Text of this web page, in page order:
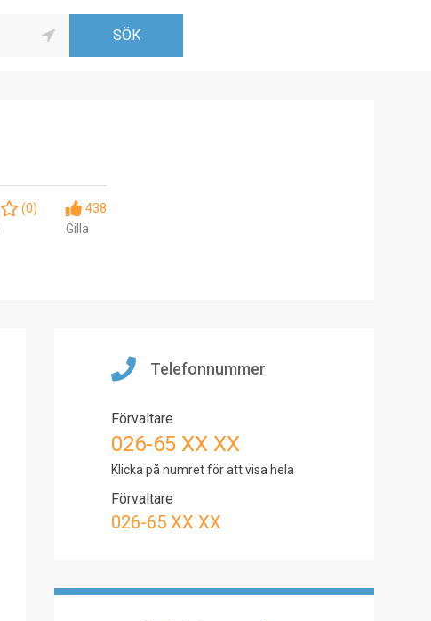
(0)
438
Gilla
Telefonnummer
Förvaltare
026-65 XX XX
Klicka på numret för att visa hela
Förvaltare
026-65 XX XX